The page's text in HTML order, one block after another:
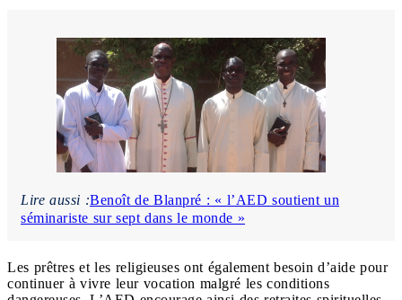
Lire aussi :Benoît de Blanpré : « l’AED soutient un
séminariste sur sept dans le monde »
Les prêtres et les religieuses ont également besoin d’aide pour
continuer à vivre leur vocation malgré les conditions